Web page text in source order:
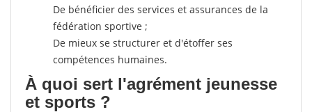
De bénéficier des services et assurances de la
fédération sportive ;
De mieux se structurer et d'étoffer ses
compétences humaines.
À quoi sert l'agrément jeunesse
et sports ?